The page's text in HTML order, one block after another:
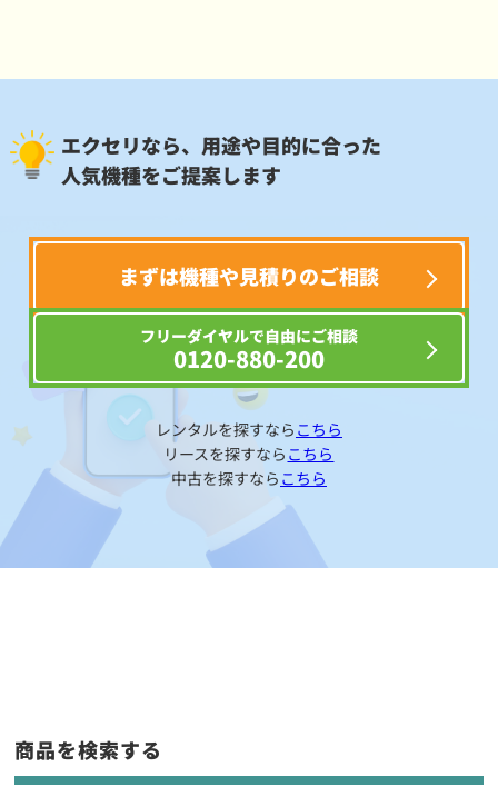
エクセリなら、用途や目的に合った
人気機種をご提案します
まずは機種や見積りのご相談
フリーダイヤルで自由にご相談
0120-880-200
レンタルを探すなら こちら
リースを探すなら こちら
中古を探すなら こちら
商品を検索する